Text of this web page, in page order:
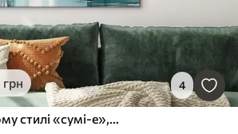
грн 4
Пейзаж у японському стилі «сумі-е», на якому зображено струнку сосну, міст і пагоду на тлі спокійних вод